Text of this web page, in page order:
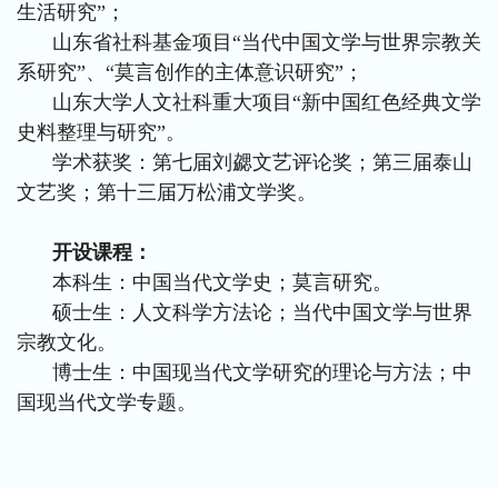
生活研究”；
山东省社科基金项目“当代中国文学与世界宗教关
系研究”、“莫言创作的主体意识研究”；
山东大学人文社科重大项目“新中国红色经典文学
史料整理与研究”。
学术获奖：第七届刘勰文艺评论奖；第三届泰山
文艺奖；第十三届万松浦文学奖。
开设课程：
本科生：中国当代文学史；莫言研究。
硕士生：人文科学方法论；当代中国文学与世界
宗教文化。
博士生：中国现当代文学研究的理论与方法；中
国现当代文学专题。